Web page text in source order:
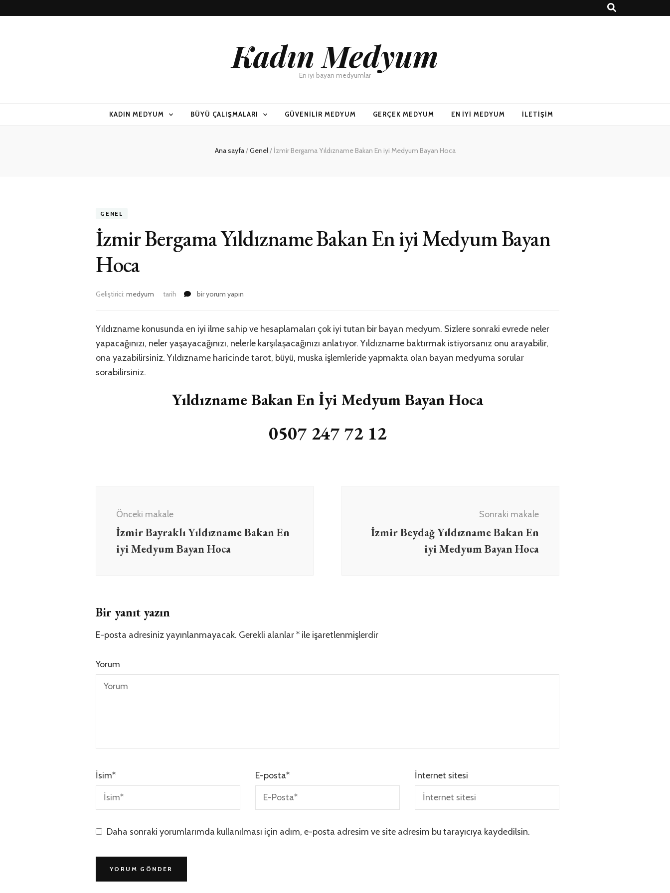
Kadın Medyum
En iyi bayan medyumlar
KADIN MEDYUM BÜYÜ ÇALIŞMALARI GÜVENILIR MEDYUM GERÇEK MEDYUM EN İYI MEDYUM İLETIŞIM
Ana sayfa/Genel/ İzmir Bergama Yıldızname Bakan En iyi Medyum Bayan Hoca
GENEL
İzmir Bergama Yıldızname Bakan En iyi Medyum Bayan
Hoca
Geliştirici: medyum tarih
İzmir
Bakan
En
iyi
Medyum
bir yorum yapın
Yıldızname konusunda en iyi ilme sahip ve hesaplamaları çok iyi tutan bir bayan medyum. Sizlere sonraki evrede neler
yapacağınızı, neler yaşayacağınızı, nelerle karşılaşacağınızı anlatıyor. Yıldızname baktırmak istiyorsanız onu arayabilir,
ona yazabilirsiniz. Yıldızname haricinde tarot, büyü, muska işlemleride yapmakta olan bayan medyuma sorular
sorabilirsiniz.
Yıldızname Bakan En İyi Medyum Bayan Hoca
0507 247 72 12
dolaşımı
Önceki makale
İzmir Bayraklı Yıldızname Bakan En
iyi Medyum Bayan Hoca
Sonraki makale
İzmir Beydağ Yıldızname Bakan En
iyi Medyum Bayan Hoca
Bir yanıt yazın
E-posta adresiniz yayınlanmayacak. Gerekli alanlar* ile işaretlenmişlerdir
Yorum
İsim* E-posta* İnternet sitesi
Daha sonraki yorumlarımda kullanılması için adım, e-posta adresim ve site adresim bu tarayıcıya kaydedilsin.